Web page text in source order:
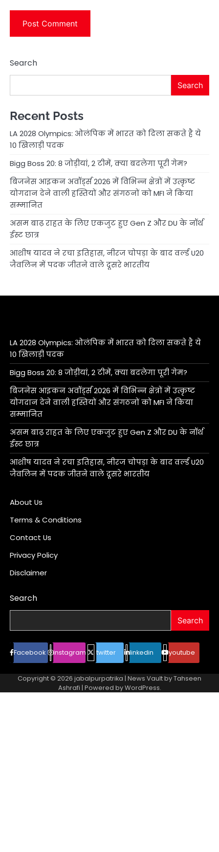
Search
Search
Recent Posts
LA 2028 Olympics: ओलंपिक में भारत को दिला सकते है ये
10 खिलाड़ी पदक
Bigg Boss 20: 8 जोड़ीयां, 2 टीमें, क्या बदलेगा पूरी गेम?
बिजनेस आइकन अवॉर्ड्स 2026 में विभिन्न क्षेत्रों में उत्कृष्ट
योगदान देने वाली हस्तियों और संगठनों को MFI ने किया
सम्मानित
असम बाढ़ राहत के लिए एकजुट हुए Gen Z और DU के नॉर्थ
ईस्ट छात्र
आशीष यादव ने रचा इतिहास, नीरज चोपड़ा के बाद वर्ल्ड U20
जैवलिन में पदक जीतने वाले दूसरे भारतीय
LA 2028 Olympics: ओलंपिक में भारत को दिला सकते है ये
10 खिलाड़ी पदक
Bigg Boss 20: 8 जोड़ीयां, 2 टीमें, क्या बदलेगा पूरी गेम?
बिजनेस आइकन अवॉर्ड्स 2026 में विभिन्न क्षेत्रों में उत्कृष्ट
योगदान देने वाली हस्तियों और संगठनों को MFI ने किया
सम्मानित
असम बाढ़ राहत के लिए एकजुट हुए Gen Z और DU के नॉर्थ
ईस्ट छात्र
आशीष यादव ने रचा इतिहास, नीरज चोपड़ा के बाद वर्ल्ड U20
जैवलिन में पदक जीतने वाले दूसरे भारतीय
About Us
Terms & Conditions
Contact Us
Privacy Policy
Disclaimer
Search
Search
Facebook instagram twitter linkedin youtube
Copyright © 2026 jabalpurpatrika | News Vault byTahseen
Ashrafi | Powered byWordPress.